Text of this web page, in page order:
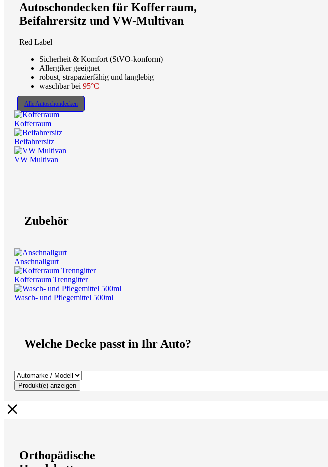
Autoschondecken für Kofferraum,
Beifahrersitz und VW-Multivan
Red Label
Sicherheit & Komfort (StVO-konform)
Allergiker geeignet
robust, strapazierfähig und langlebig
waschbar bei 95°C
Alle Autoschondecken
Kofferraum
Beifahrersitz
VW Multivan
Zubehör
Anschnallgurt
Kofferraum Trenngitter
Wasch- und Pflegemittel 500ml
Welche Decke passt in Ihr Auto?
Produkt(e) anzeigen
Orthopädische